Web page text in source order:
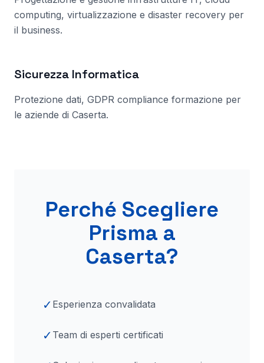
computing, virtualizzazione e disaster recovery per
il business.
Sicurezza Informatica
Protezione dati, GDPR compliance formazione per
le aziende di Caserta.
Perché Scegliere
Prisma a
Caserta?
✓ Esperienza convalidata
✓ Team di esperti certificati